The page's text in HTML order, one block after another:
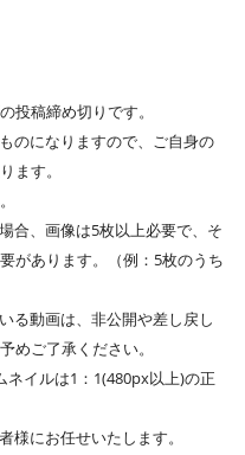
投稿締め切りです。
のになりますので、ご自身の
ます。
合、画像は5枚以上必要で、そ
があります。（例：5枚のうち
る動画は、非公開や差し戻し
めご了承ください。
イルは1：1(480px以上)の正
様にお任せいたします。